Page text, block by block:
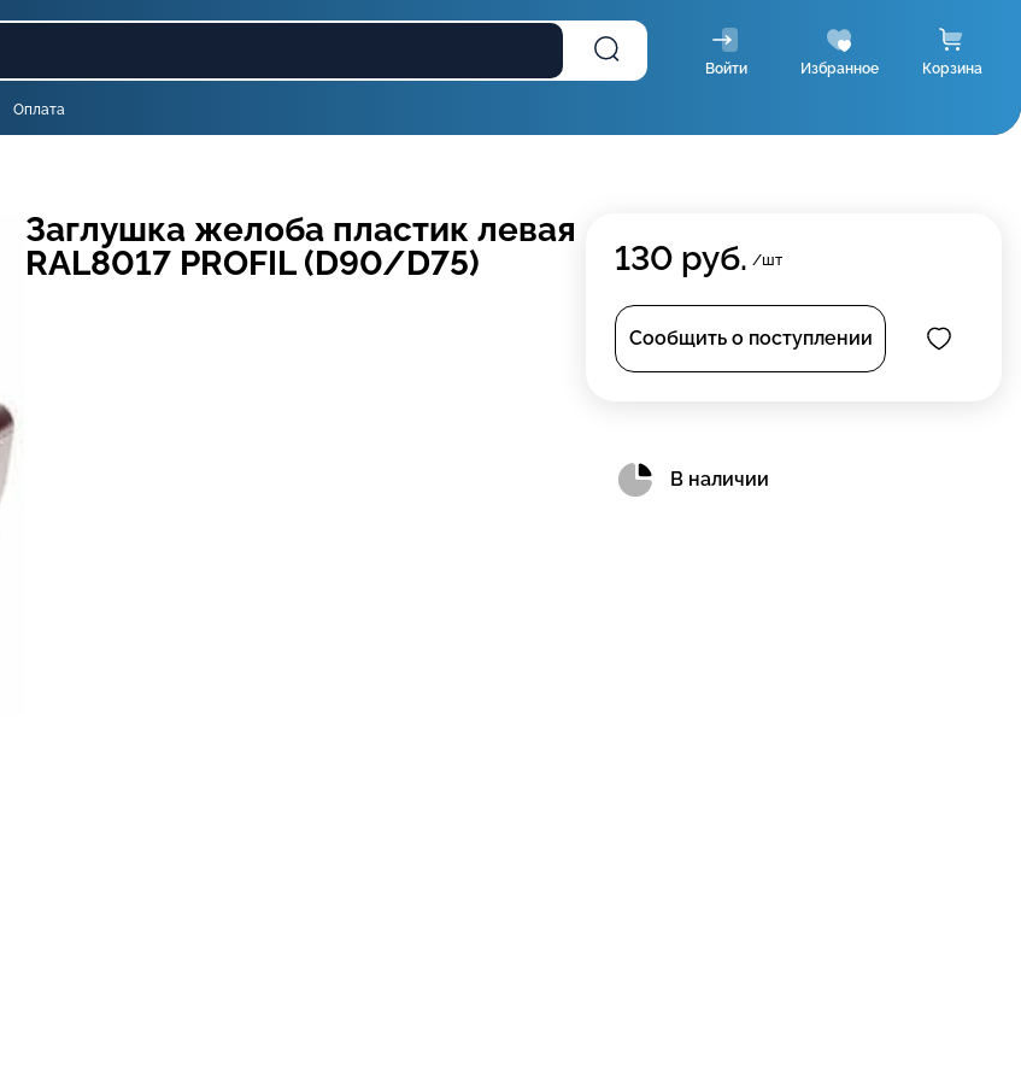
Войти Избранное Корзина
Оплата
Заглушка желоба пластик левая
RAL8017 PROFIL (D90/D75)
130 руб. /шт
Сообщить о поступлении
В наличии